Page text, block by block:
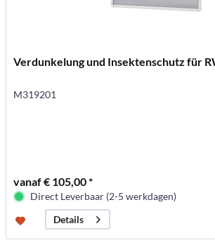
Verdunkelung und Insektenschutz für
M319201
vanaf € 105,00 *
Direct Leverbaar (2-5 werkdagen)
Details